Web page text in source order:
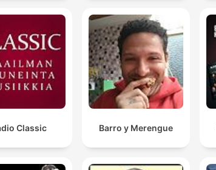
Classic Barro y Merengue